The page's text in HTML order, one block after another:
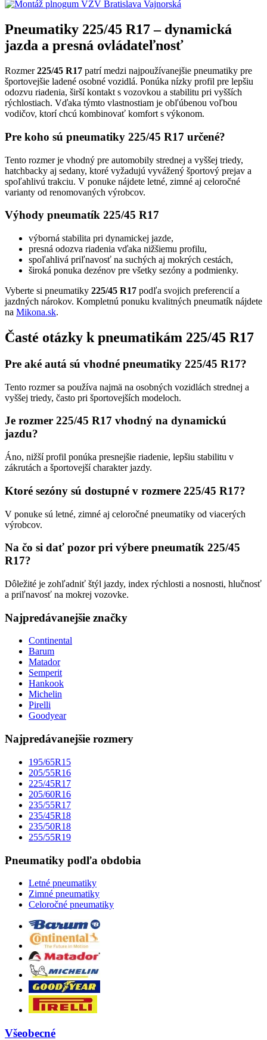
Pneumatiky 225/45 R17 – dynamická
jazda a presná ovládateľnosť
Rozmer225/45 R17 patrí medzi najpoužívanejšie pneumatiky pre
športovejšie ladené osobné vozidlá. Ponúka nízky profil pre lepšiu
odozvu riadenia, širší kontakt s vozovkou a stabilitu pri vyšších
rýchlostiach. Vďaka týmto vlastnostiam je obľúbenou voľbou
vodičov, ktorí chcú kombinovať komfort s výkonom.
Pre koho sú pneumatiky 225/45 R17 určené?
Tento rozmer je vhodný pre automobily strednej a vyššej triedy,
hatchbacky aj sedany, ktoré vyžadujú vyvážený športový prejav a
spoľahlivú trakciu. V ponuke nájdete letné, zimné aj celoročné
varianty od renomovaných výrobcov.
Výhody pneumatík 225/45 R17
výborná stabilita pri dynamickej jazde,
presná odozva riadenia vďaka nižšiemu profilu,
spoľahlivá priľnavosť na suchých aj mokrých cestách,
široká ponuka dezénov pre všetky sezóny a podmienky.
Vyberte si pneumatiky 225/45 R17 podľa svojich preferencií a
jazdných nárokov. Kompletnú ponuku kvalitných pneumatík nájdete
na Mikona.sk.
Časté otázky k pneumatikám 225/45 R17
Pre aké autá sú vhodné pneumatiky 225/45 R17?
Tento rozmer sa používa najmä na osobných vozidlách strednej a
vyššej triedy, často pri športovejších modeloch.
Je rozmer 225/45 R17 vhodný na dynamickú
jazdu?
Áno, nižší profil ponúka presnejšie riadenie, lepšiu stabilitu v
zákrutách a športovejší charakter jazdy.
Ktoré sezóny sú dostupné v rozmere 225/45 R17?
V ponuke sú letné, zimné aj celoročné pneumatiky od viacerých
výrobcov.
Na čo si dať pozor pri výbere pneumatík 225/45
R17?
Dôležité je zohľadniť štýl jazdy, index rýchlosti a nosnosti, hlučnosť
a priľnavosť na mokrej vozovke.
Najpredávanejšie značky
Continental
Barum
Matador
Semperit
Hankook
Michelin
Pirelli
Goodyear
Najpredávanejšie rozmery
195/65R15
205/55R16
225/45R17
205/60R16
235/55R17
235/45R18
235/50R18
255/55R19
Pneumatiky podľa obdobia
Letné pneumatiky
Zimné pneumatiky
Celoročné pneumatiky
Všeobecné